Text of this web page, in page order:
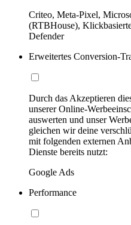
Criteo, Meta-Pixel,
(RTBHouse),
Defender
Erweitertes Conversion-
Durch das Akzeptieren
unserer Online-
auswerten und unser
gleichen wir deine
mit folgenden externen
Dienste bereits nutzt:
Google Ads
Performance